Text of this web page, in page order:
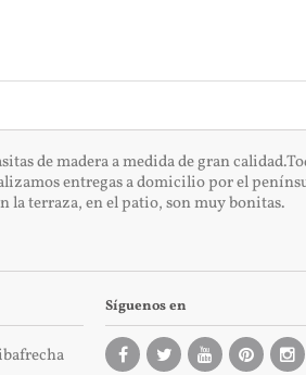
de madera a medida de gran
entregas a domicilio por el
la terraza, en el patio, son muy bonitas.
Síguenos en